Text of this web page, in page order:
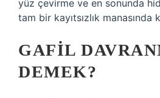
yüz çevirme ve en sonunda
tam bir kayıtsızlık manasında
GAFIL
DEMEK?